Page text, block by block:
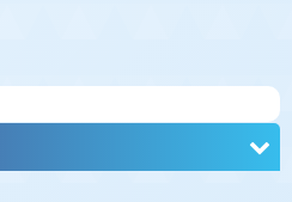
り込む